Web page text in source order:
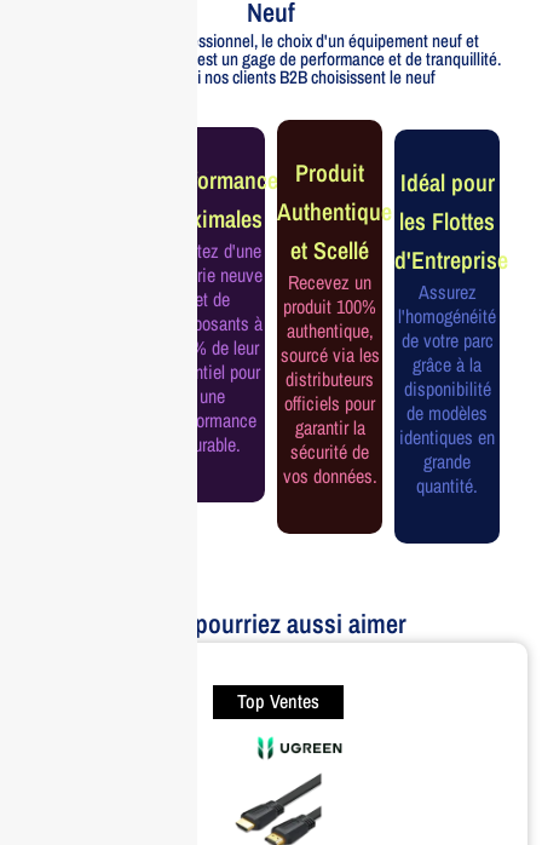
Neuf
Pour un usage professionnel, le choix d'un équipement neuf et
officiellement distribué est un gage de performance et de tranquillité.
Voici pourquoi nos clients B2B choisissent le neuf
Performance
Maximales
Profitez d'une
batterie neuve
et de
composants à
100% de leur
potentiel pour
une
performance
durable.
Produit
Authentique
et Scellé
Recevez un
produit 100%
authentique,
sourcé via les
distributeurs
officiels pour
garantir la
sécurité de
vos données.
Idéal pour
les Flottes
d'Entreprise
Assurez
l'homogénéité
de votre parc
grâce à la
disponibilité
de modèles
identiques en
grande
quantité.
Vous pourriez aussi aimer
Top Ventes